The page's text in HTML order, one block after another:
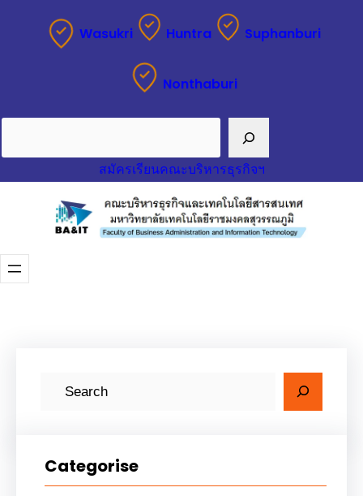
Wasukri Huntra Suphanburi
Nonthaburi
สมัครเรียนคณะบริหารธุรกิจฯ
Categorise